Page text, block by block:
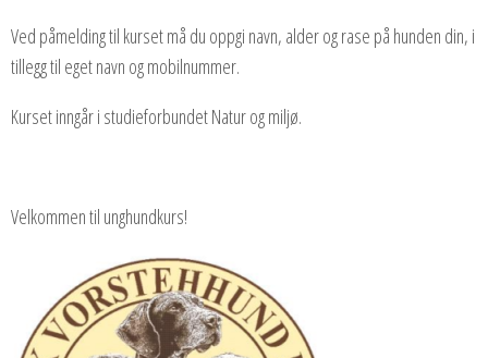
Ved påmelding til kurset må du oppgi navn, alder og rase på hunden din, i
tillegg til eget navn og mobilnummer.
Kurset inngår i studieforbundet Natur og miljø.
Velkommen til unghundkurs!